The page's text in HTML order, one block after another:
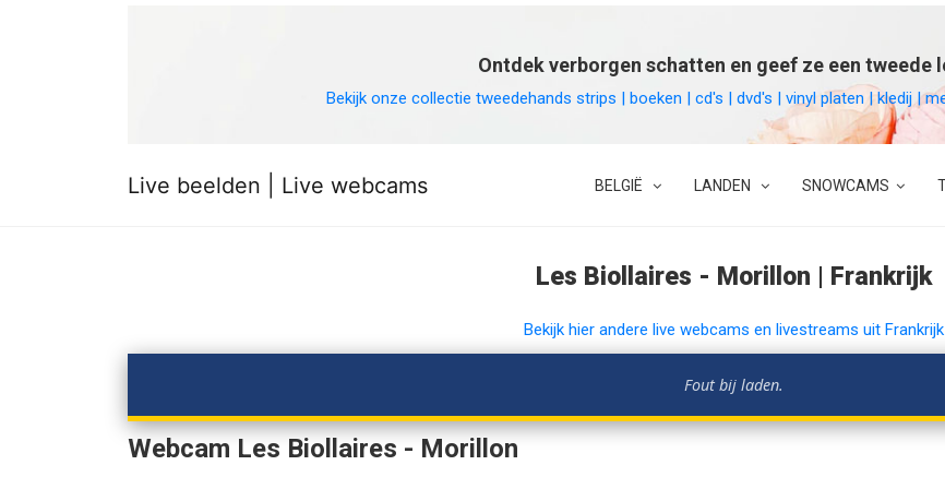
Ontdek verborgen schatten en geef ze een tweede
Bekijk onze collectie tweedehands strips | boeken | cd's | dvd's | vinyl platen | kledij |
Live beelden | Live webcams BELGIË LANDEN SNOWCAMS
Les Biollaires - Morillon | Frankrijk
Bekijk hier andere live webcams en livestreams uit Frankrijk
Fout bij laden.
Webcam Les Biollaires - Morillon